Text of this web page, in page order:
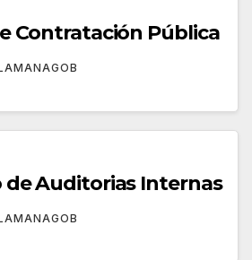
Contratación Pública
de Auditorias Internas